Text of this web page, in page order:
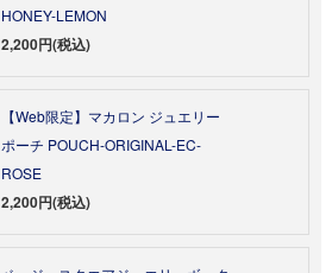
HONEY-LEMON
2,200円(税込)
【Web限定】マカロン ジュエリー
ポーチ POUCH-ORIGINAL-EC-
ROSE
2,200円(税込)